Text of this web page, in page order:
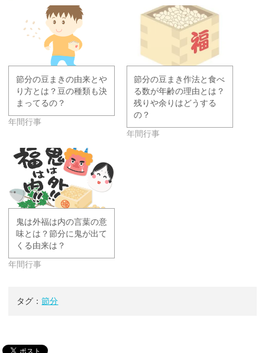
節分の豆まきの由来とや
り方とは？豆の種類も決
まってるの？
年間行事
節分の豆まき作法と食べ
る数が年齢の理由とは？
残りや余りはどうする
の？
年間行事
鬼は外福は内の言葉の意
味とは？節分に鬼が出て
くる由来は？
年間行事
タグ：節分